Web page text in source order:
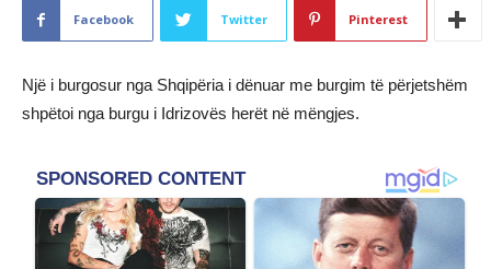
Facebook Twitter Pinterest
Një i burgosur nga Shqipëria i dënuar me burgim të përjetshëm
shpëtoi nga burgu i Idrizovës herët në mëngjes.